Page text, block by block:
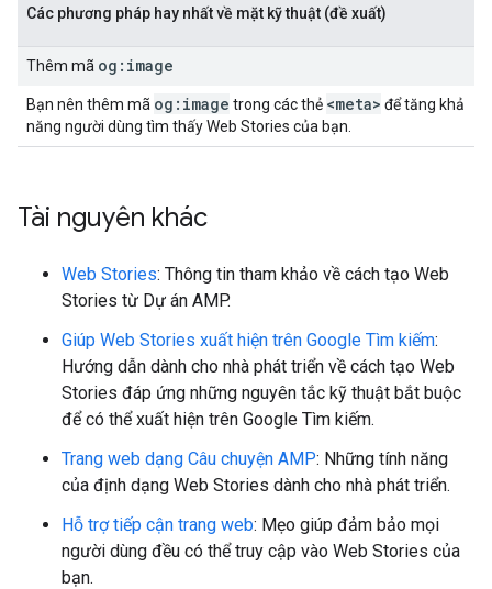
Các phương pháp hay nhất về mặt kỹ thuật (đề xuất)
Thêm mã og:image
Bạn nên thêm mã og:image trong các thẻ <meta> để tăng khả
năng người dùng tìm thấy Web Stories của bạn.
Tài nguyên khác
Web Stories: Thông tin tham khảo về cách tạo Web
Stories từ Dự án AMP.
Giúp Web Stories xuất hiện trên Google Tìm kiếm:
Hướng dẫn dành cho nhà phát triển về cách tạo Web
Stories đáp ứng những nguyên tắc kỹ thuật bắt buộc
để có thể xuất hiện trên Google Tìm kiếm.
Trang web dạng Câu chuyện AMP: Những tính năng
của định dạng Web Stories dành cho nhà phát triển.
Hỗ trợ tiếp cận trang web: Mẹo giúp đảm bảo mọi
người dùng đều có thể truy cập vào Web Stories của
bạn.